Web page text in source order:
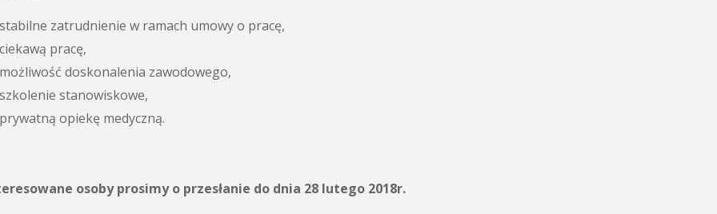
stabilne zatrudnienie w ramach umowy o pracę,
ciekawą pracę,
możliwość doskonalenia zawodowego,
szkolenie stanowiskowe,
prywatną opiekę medyczną.
osoby prosimy o przesłanie do dnia 28 lutego 2018r.